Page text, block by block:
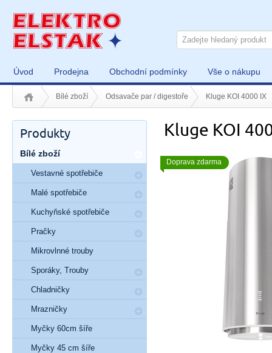
Úvod Prodejna Obchodní podmínky Vše o nákupu
Bílé zboží Odsavače par / digestoře Kluge KOI 4000 IX
Kluge KOI
Doprava zdarma
Produkty
Bílé zboží
Vestavné spotřebiče
Malé spotřebiče
Kuchyňské spotřebiče
Pračky
Mikrovlnné trouby
Sporáky, Trouby
Chladničky
Mrazničky
Myčky 60cm šíře
Myčky 45 cm šíře